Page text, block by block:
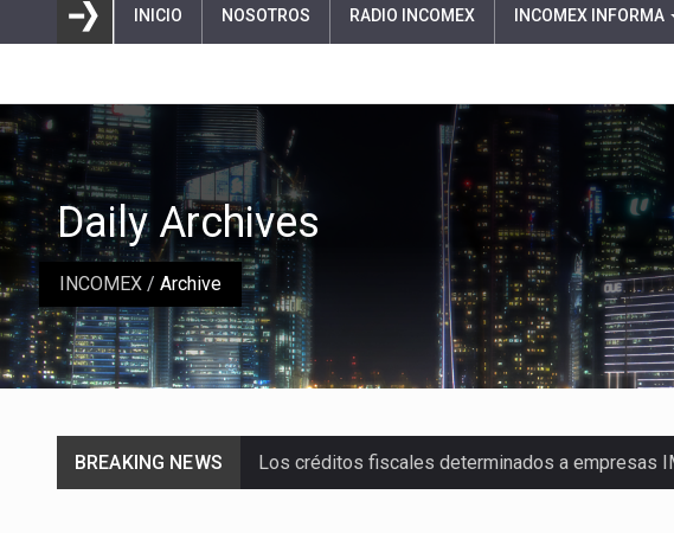
INICIO NOSOTROS RADIO INCOMEX INCOMEX INFORMA
INCOMEX / Archive
Daily Archives
BREAKING NEWS Los créditos fiscales determinados a empresas